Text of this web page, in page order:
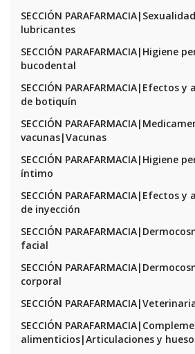
SECCIÓN
lubricantes
SECCIÓN PARAFARMACIA|Higiene
bucodental
SECCIÓN PARAFARMACIA|Efectos
de botiquín
SECCIÓN
vacunas|Vacunas
SECCIÓN PARAFARMACIA|Higiene
íntimo
SECCIÓN PARAFARMACIA|Efectos
de inyección
SECCIÓN
facial
SECCIÓN
corporal
SECCIÓN
SECCIÓN
alimenticios|Articulaciones y